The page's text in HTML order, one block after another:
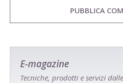
E-magazine
Tecniche, prodotti e servizi